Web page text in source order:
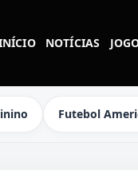
NOTÍCIAS
Futebol